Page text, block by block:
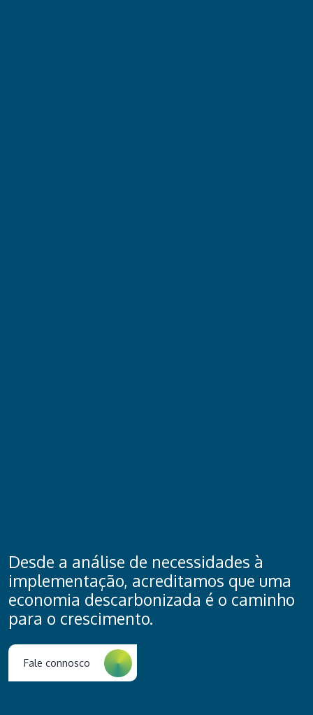
Desde a análise de necessidades à
implementação, acreditamos que uma
economia descarbonizada é o caminho
para o crescimento.
Fale connosco